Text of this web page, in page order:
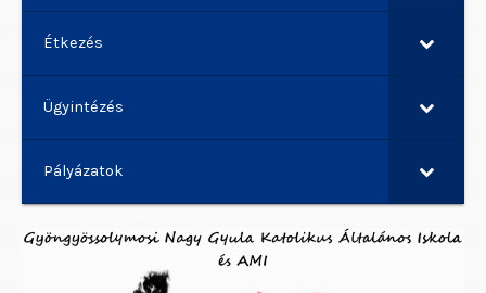
Étkezés
Ügyintézés
Pályázatok